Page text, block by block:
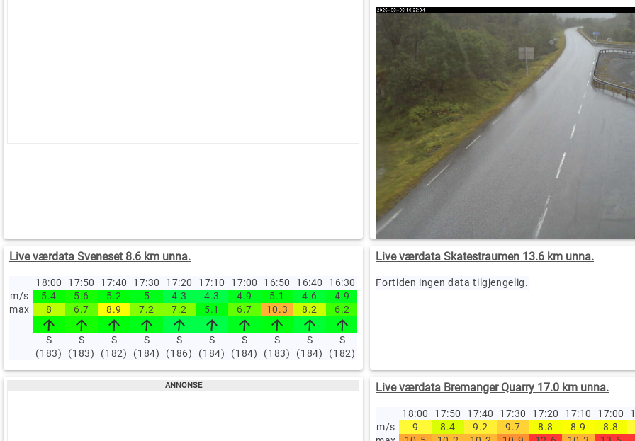
Live værdata Sveneset 8.6 km unna.
18:00 17:50 17:40 17:30 17:20 17:10 17:00 16:50 16:40 16:30 16:2016:1016:0015:00 14:0013:00
m/s
5.4 5.6 5.2 5 4.3 4.3 4.9 5.1 4.6 4.9
max
8 6.7 8.9 7.2 7.2 5.1 6.7 10.3 8.2 6.2
S
(183)
S
(183)
S
(182)
S
(184)
S
(186)
S
(184)
S
(184)
S
(183)
S
(184)
S
(182)
Live værdata Skatestraumen 13.6 km unna.
Fortiden ingen data tilgjengelig.
Live værdata Bremanger Quarry 17.0 km unna.
18:00 17:50 17:40 17:30 17:20 17:10 17:00
m/s
9 8.4 9.2 9.7 8.8 8.9
8.8